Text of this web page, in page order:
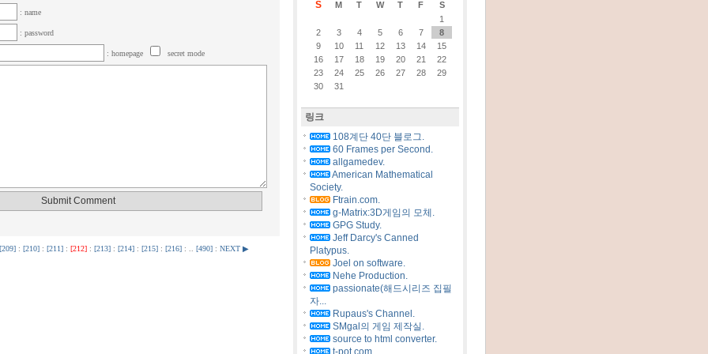
: name
: password
: homepage secret mode
[209]: [210]: [211]: [212]: [213]: [214]: [215]: [216]: .. [490]: NEXT ▶
S M T W T F
S
1
2
3 4 5 6 7
8
9
10 11 12 13 14
15
16
17 18 19 20 21
22
23
24 25 26 27 28
29
30
31
링크
108계단 40단 블로그.
60 Frames per Second.
allgamedev.
American Mathematical
Society.
Ftrain.com.
g-Matrix:3D게임의 모체.
GPG Study.
Jeff Darcy's Canned
Platypus.
Joel on software.
Nehe Production.
passionate(해드시리즈 집필
자...
Rupaus's Channel.
SMgal의 게임 제작실.
source to html converter.
t-pot.com.